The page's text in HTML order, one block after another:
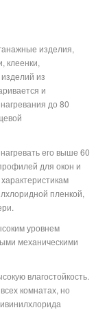
изделия,
клеенки,
из
и
до 80
его выше 60
для окон и
пленкой,
уровнем
механическими
влагостойкость.
комнатах, но